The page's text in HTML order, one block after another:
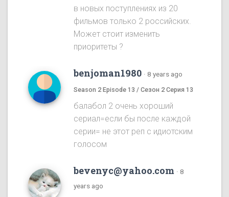
в новых поступлениях из 20
фильмов только 2 российских.
Может стоит изменить
приоритеты ?
benjoman1980 · 8 years ago
Season 2 Episode 13 / Сезон 2 Серия 13
балабол 2 очень хороший
сериал=если бы после каждой
серии= не этот реп с идиотским
голосом
bevenyc@yahoo.com · 8
years ago